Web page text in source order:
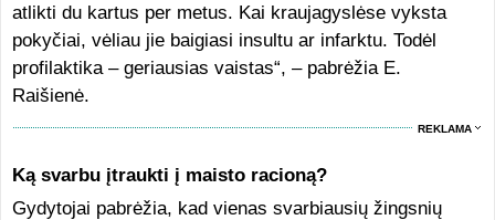
atlikti du kartus per metus. Kai kraujagyslėse vyksta
pokyčiai, vėliau jie baigiasi insultu ar infarktu. Todėl
profilaktika – geriausias vaistas“, – pabrėžia E.
Raišienė.
REKLAMA
Ką svarbu įtraukti į maisto racioną?
Gydytojai pabrėžia, kad vienas svarbiausių žingsnių